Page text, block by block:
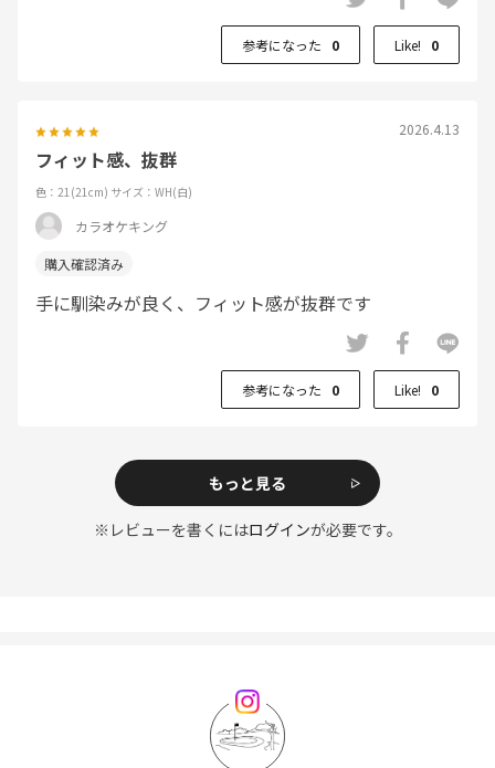
参考になった 0 Like! 0
2026.4.13
フィット感、抜群
色：21(21cm) サイズ：WH(白)
カラオケキング
手に馴染みが良く、フィット感が抜群です
参考になった 0 Like! 0
もっと見る
※レビューを書くにはログインが必要です。